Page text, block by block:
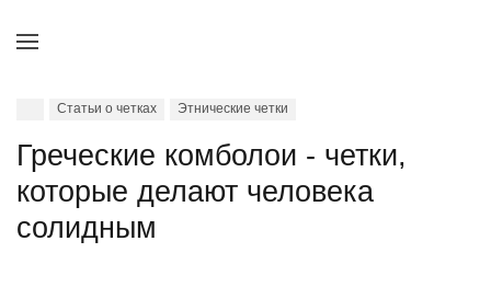
Статьи о четках Этнические четки
Греческие комболои - четки,
которые делают человека
солидным